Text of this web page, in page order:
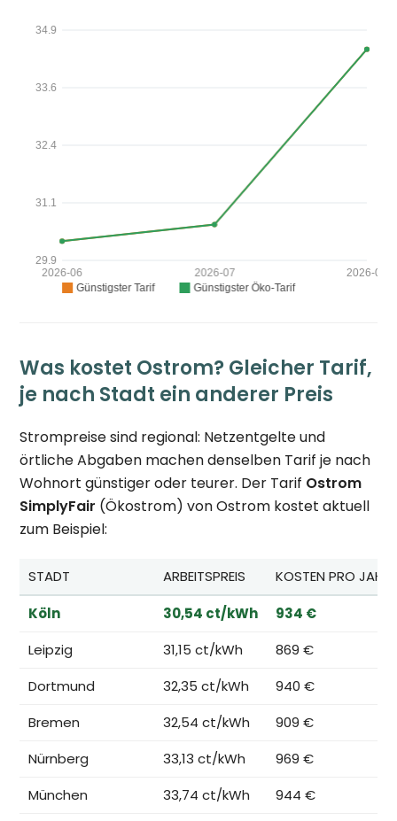
Was kostet Ostrom? Gleicher Tarif,
je nach Stadt ein anderer Preis
Strompreise sind regional: Netzentgelte und
örtliche Abgaben machen denselben Tarif je nach
Wohnort günstiger oder teurer. Der Tarif Ostrom
SimplyFair (Ökostrom) von Ostrom kostet aktuell
zum Beispiel:
STADT ARBEITSPREIS
KOSTEN PRO
Köln
30,54 ct/kWh
934 €
Leipzig
31,15 ct/kWh
869 €
Dortmund
32,35 ct/kWh
940 €
Bremen
32,54 ct/kWh
909 €
Nürnberg
33,13 ct/kWh
969 €
München
33,74 ct/kWh
944 €